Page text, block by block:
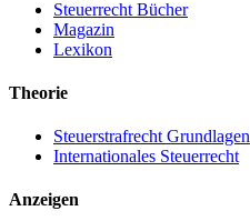
Steuerrecht Bücher
Magazin
Lexikon
Theorie
Steuerstrafrecht Grundlagen
Internationales Steuerrecht
Anzeigen